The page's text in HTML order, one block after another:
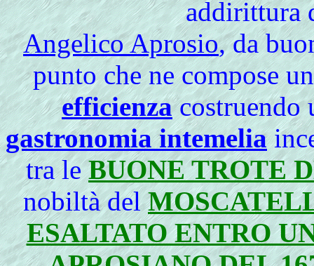
addirittura
Angelico Aprosio, da
punto che ne compose
efficienzacostruendo
gastronomia intemelia
tra leBUONE TROTE
nobiltà del
ESALTATO ENTRO